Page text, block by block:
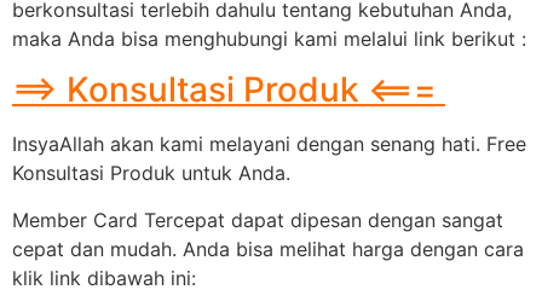
berkonsultasi terlebih dahulu tentang kebutuhan Anda,
maka Anda bisa menghubungi kami melalui link berikut :
==> Konsultasi Produk <===
InsyaAllah akan kami melayani dengan senang hati. Free
Konsultasi Produk untuk Anda.
Member Card Tercepat dapat dipesan dengan sangat
cepat dan mudah. Anda bisa melihat harga dengan cara
klik link dibawah ini: